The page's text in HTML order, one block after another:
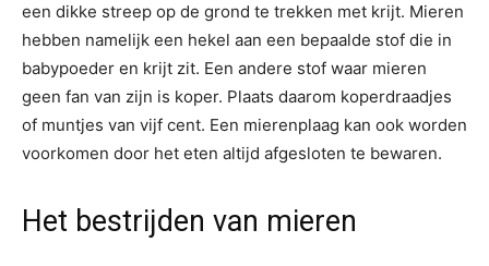
een dikke streep op de grond te trekken met krijt. Mieren
hebben namelijk een hekel aan een bepaalde stof die in
babypoeder en krijt zit. Een andere stof waar mieren
geen fan van zijn is koper. Plaats daarom koperdraadjes
of muntjes van vijf cent. Een mierenplaag kan ook worden
voorkomen door het eten altijd afgesloten te bewaren.
Het bestrijden van mieren